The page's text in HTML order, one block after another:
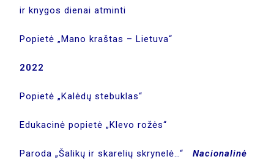
ir knygos dienai atminti
Popietė „Mano kraštas – Lietuva“
2022
Popietė „Kalėdų stebuklas“
Edukacinė popietė „Klevo rožės“
Paroda „Šalikų ir skarelių skrynelė…“
Nacionalinė